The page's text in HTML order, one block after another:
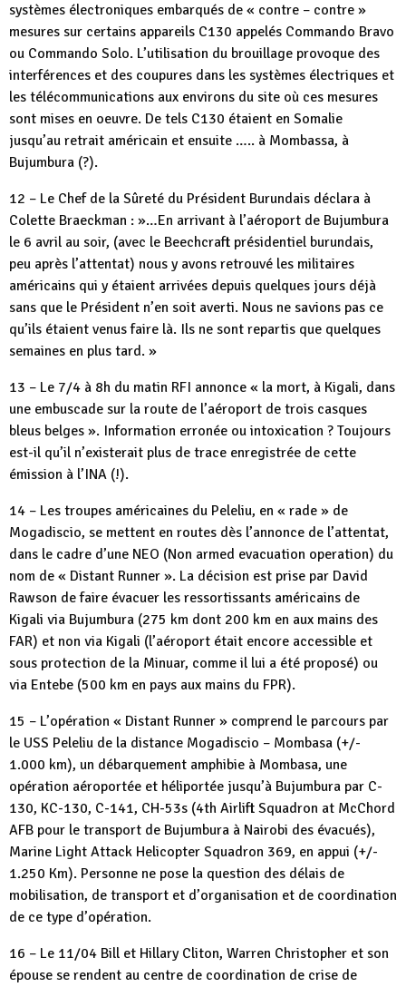
systèmes électroniques embarqués de « contre – contre »
mesures sur certains appareils C130 appelés Commando Bravo
ou Commando Solo. L’utilisation du brouillage provoque des
interférences et des coupures dans les systèmes électriques et
les télécommunications aux environs du site où ces mesures
sont mises en oeuvre. De tels C130 étaient en Somalie
jusqu’au retrait américain et ensuite ….. à Mombassa, à
Bujumbura (?).
12 – Le Chef de la Sûreté du Président Burundais déclara à
Colette Braeckman : »…En arrivant à l’aéroport de Bujumbura
le 6 avril au soir, (avec le Beechcraft présidentiel burundais,
peu après l’attentat) nous y avons retrouvé les militaires
américains qui y étaient arrivées depuis quelques jours déjà
sans que le Président n’en soit averti. Nous ne savions pas ce
qu’ils étaient venus faire là. Ils ne sont repartis que quelques
semaines en plus tard. »
13 – Le 7/4 à 8h du matin RFI annonce « la mort, à Kigali, dans
une embuscade sur la route de l’aéroport de trois casques
bleus belges ». Information erronée ou intoxication ? Toujours
est-il qu’il n’existerait plus de trace enregistrée de cette
émission à l’INA (!).
14 – Les troupes américaines du Peleliu, en « rade » de
Mogadiscio, se mettent en routes dès l’annonce de l’attentat,
dans le cadre d’une NEO (Non armed evacuation operation) du
nom de « Distant Runner ». La décision est prise par David
Rawson de faire évacuer les ressortissants américains de
Kigali via Bujumbura (275 km dont 200 km en aux mains des
FAR) et non via Kigali (l’aéroport était encore accessible et
sous protection de la Minuar, comme il lui a été proposé) ou
via Entebe (500 km en pays aux mains du FPR).
15 – L’opération « Distant Runner » comprend le parcours par
le USS Peleliu de la distance Mogadiscio – Mombasa (+/-
1.000 km), un débarquement amphibie à Mombasa, une
opération aéroportée et héliportée jusqu’à Bujumbura par C-
130, KC-130, C-141, CH-53s (4th Airlift Squadron at McChord
AFB pour le transport de Bujumbura à Nairobi des évacués),
Marine Light Attack Helicopter Squadron 369, en appui (+/-
1.250 Km). Personne ne pose la question des délais de
mobilisation, de transport et d’organisation et de coordination
de ce type d’opération.
16 – Le 11/04 Bill et Hillary Cliton, Warren Christopher et son
épouse se rendent au centre de coordination de crise de